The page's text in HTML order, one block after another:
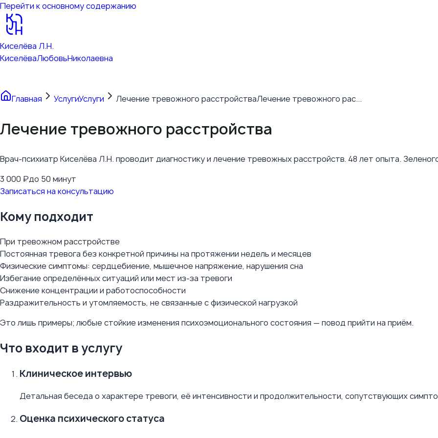
Перейти к основному содержанию
Киселёва Л.Н.
КиселёваЛюбовьНиколаевна
Главная УслугиУслуги Лечение тревожного расстройстваЛечение тревожного рас...
Лечение тревожного расстройства
Врач-психиатр Киселёва Л.Н. проводит диагностику и лечение тревожных расстройств. 48 лет опыта.
3 000 ₽до 50 минут
Записаться на консультацию
Кому подходит
При тревожном расстройстве
Постоянная тревога без конкретной причины на протяжении недель и месяцев
Физические симптомы: сердцебиение, мышечное напряжение, нарушения сна
Избегание определённых ситуаций или мест из-за тревоги
Снижение концентрации и работоспособности
Раздражительность и утомляемость, не связанные с физической нагрузкой
Это лишь примеры; любые стойкие изменения психоэмоционального состояния — повод прийти на приём.
Что входит в услугу
Клиническое интервью
Детальная беседа о характере тревоги, её интенсивности и продолжительности, сопутствующих
Оценка психического статуса